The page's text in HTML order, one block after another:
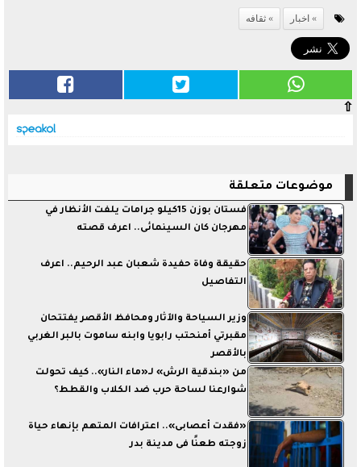
اخبار ثقافه
⇧
موضوعات متعلقة
فستان بوزن 15كيلو جرامات يلفت الأنظار في
مهرجان كان السينمائى.. اعرف قصته
حقيقة وفاة حفيدة شعبان عبد الرحيم.. اعرف
التفاصيل
وزير السياحة والآثار ومحافظ الأقصر يفتتحان
مقبرتي أمنحتب رابويا وابنه ساموت بالبر الغربي
بالأقصر
من «بندقية الرش» لـ«ماء النار».. كيف تحولت
شوارعنا لساحة حرب ضد الكلاب والقطط؟
«فقدت أعصابى».. اعترافات المتهم بإنهاء حياة
زوجته طعنًا فى مدينة بدر